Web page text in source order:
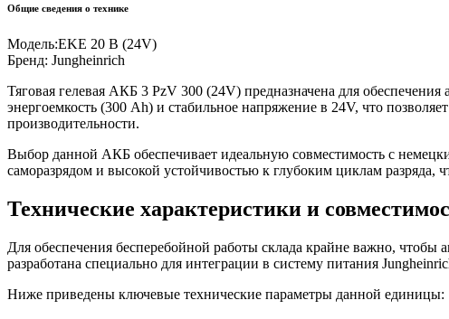
Общие сведения о технике
Модель:EKE 20 B (24V)
Бренд: Jungheinrich
Тяговая гелевая АКБ 3 PzV 300 (24V) предназначена для
энергоемкость (300 Ah) и стабильное напряжение в 24V, что
производительности.
Выбор данной АКБ обеспечивает идеальную совместимость с
саморазрядом и высокой устойчивостью к глубоким циклам разряда,
Технические характеристики и
Для обеспечения бесперебойной работы склада крайне важно, чтобы
разработана специально для интеграции в систему питания
Ниже приведены ключевые технические параметры данной единицы: